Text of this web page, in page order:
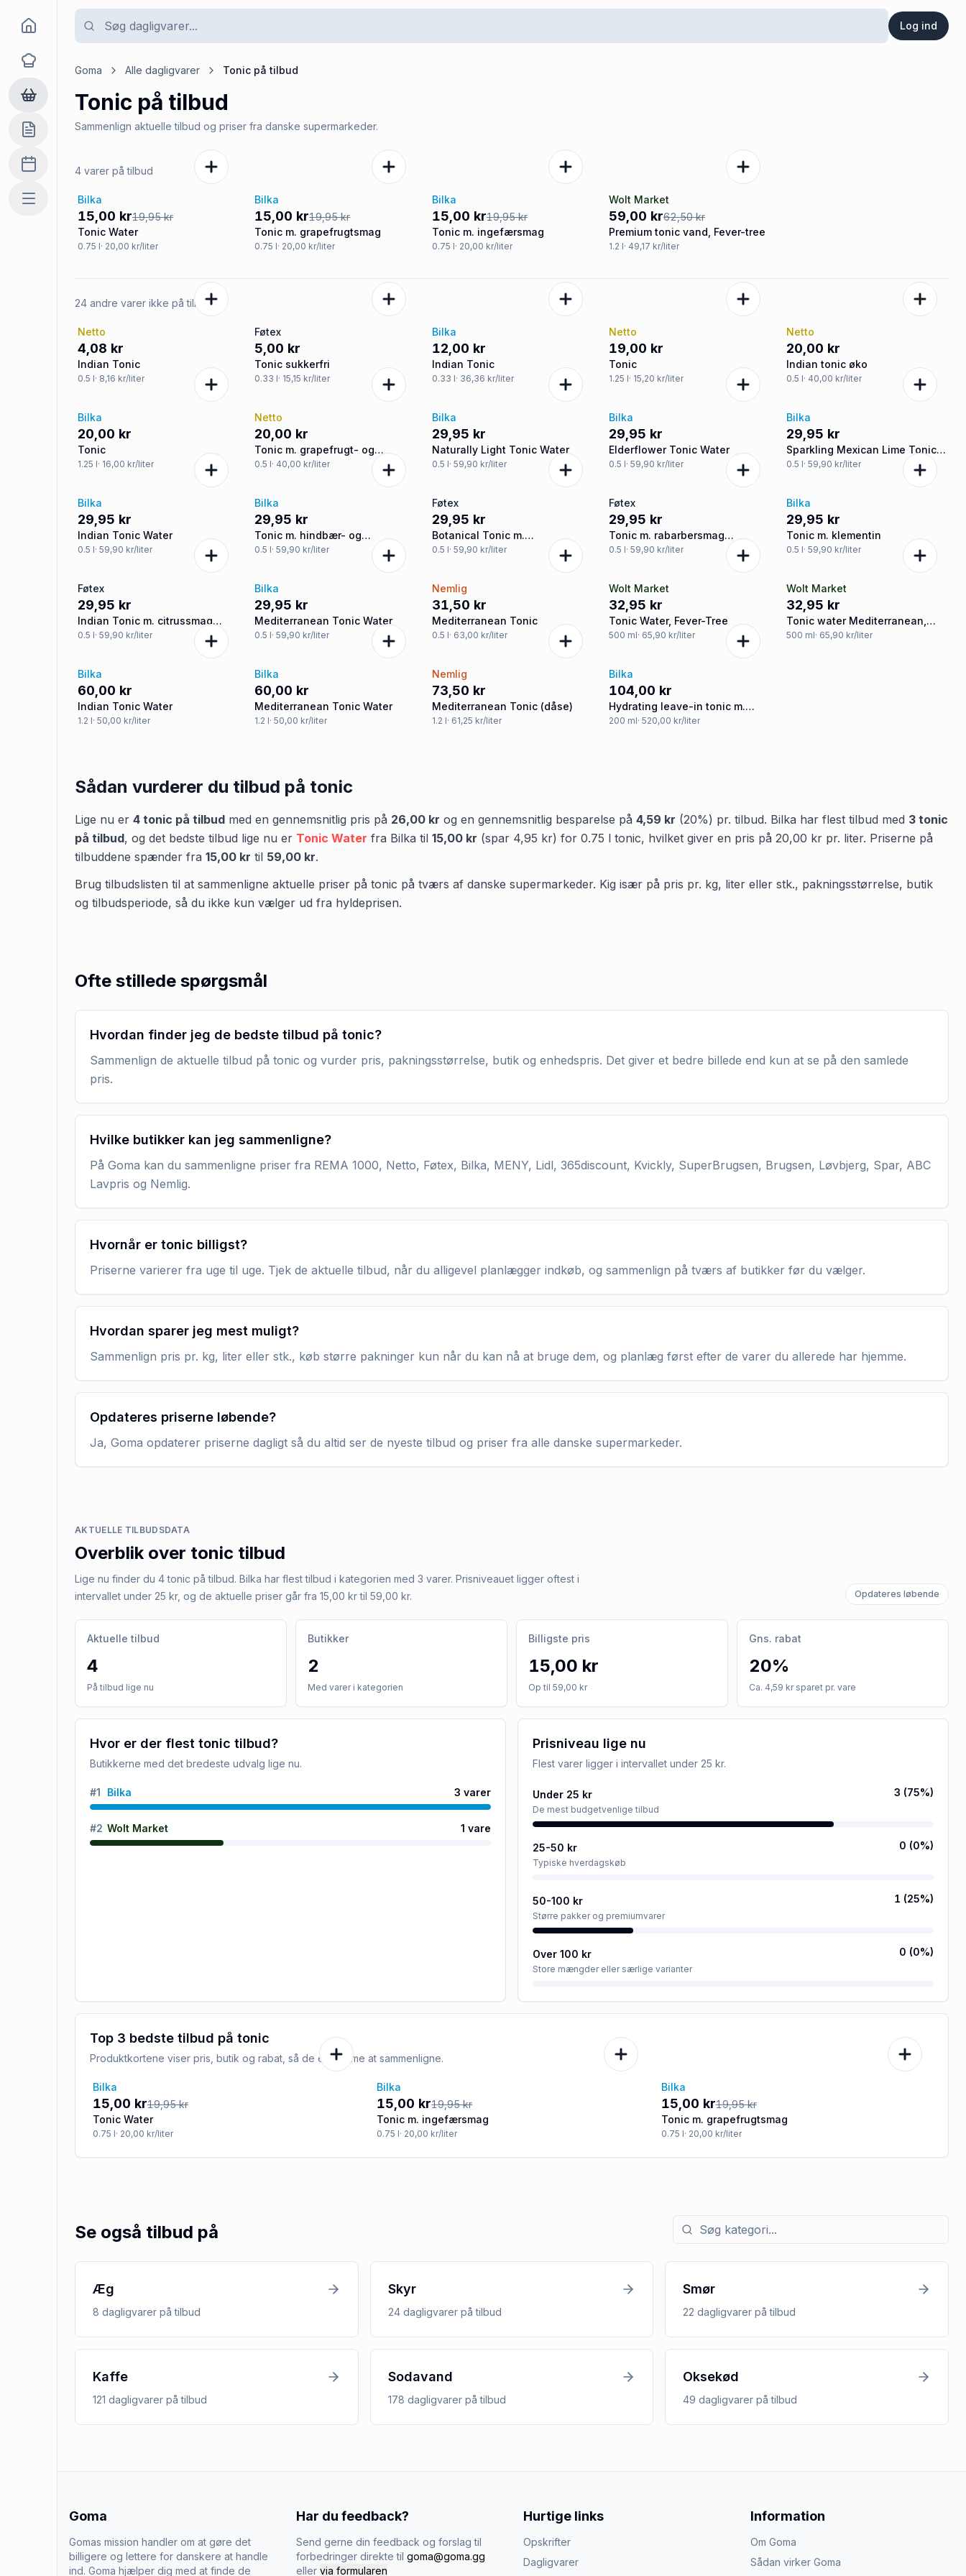
Log ind
Goma
Opskrifter
Dagligvarer
Indkøbslisten
Madplan
Mere
Goma Alle dagligvarer Tonic på tilbud
Tonic på tilbud
Sammenlign aktuelle tilbud og priser fra danske supermarkeder.
4 varer på tilbud
-25%
Bilka
15,00 kr19,95 kr
Tonic Water
0.75 l· 20,00 kr/liter
-25%
Bilka
15,00 kr19,95 kr
Tonic m. grapefrugtsmag
0.75 l· 20,00 kr/liter
-25%
Bilka
15,00 kr19,95 kr
Tonic m. ingefærsmag
0.75 l· 20,00 kr/liter
-6%
Wolt Market
59,00 kr62,50 kr
Premium tonic vand, Fever-tree
1.2 l· 49,17 kr/liter
24 andre varer ikke på tilbud
Netto
4,08 kr
Indian Tonic
0.5 l· 8,16 kr/liter
Føtex
5,00 kr
Tonic sukkerfri
0.33 l· 15,15 kr/liter
Bilka
12,00 kr
Indian Tonic
0.33 l· 36,36 kr/liter
Netto
19,00 kr
Tonic
1.25 l· 15,20 kr/liter
Netto
20,00 kr
Indian tonic øko
0.5 l· 40,00 kr/liter
Bilka
20,00 kr
Tonic
1.25 l· 16,00 kr/liter
Netto
20,00 kr
Tonic m. grapefrugt- og
granatæblesmag øko
0.5 l· 40,00 kr/liter
Bilka
29,95 kr
Naturally Light Tonic Water
0.5 l· 59,90 kr/liter
Bilka
29,95 kr
Elderflower Tonic Water
0.5 l· 59,90 kr/liter
Bilka
29,95 kr
Sparkling Mexican Lime Tonic
Water
0.5 l· 59,90 kr/liter
Bilka
29,95 kr
Indian Tonic Water
0.5 l· 59,90 kr/liter
Bilka
29,95 kr
Tonic m. hindbær- og
rabarbersmag
0.5 l· 59,90 kr/liter
Føtex
29,95 kr
Botanical Tonic m.
appelsinsmag sukkerfri
0.5 l· 59,90 kr/liter
Føtex
29,95 kr
Tonic m. rabarbersmag
sukkerfri
0.5 l· 59,90 kr/liter
Bilka
29,95 kr
Tonic m. klementin
0.5 l· 59,90 kr/liter
Føtex
29,95 kr
Indian Tonic m. citrussmag
sukkerfri
0.5 l· 59,90 kr/liter
Bilka
29,95 kr
Mediterranean Tonic Water
0.5 l· 59,90 kr/liter
Nemlig
31,50 kr
Mediterranean Tonic
0.5 l· 63,00 kr/liter
Wolt Market
32,95 kr
Tonic Water, Fever-Tree
500 ml· 65,90 kr/liter
Wolt Market
32,95 kr
Tonic water Mediterranean,
Fever-tree
500 ml· 65,90 kr/liter
Bilka
60,00 kr
Indian Tonic Water
1.2 l· 50,00 kr/liter
Bilka
60,00 kr
Mediterranean Tonic Water
1.2 l· 50,00 kr/liter
Nemlig
73,50 kr
Mediterranean Tonic (dåse)
1.2 l· 61,25 kr/liter
Bilka
104,00 kr
Hydrating leave-in tonic m.
niacinamid
200 ml· 520,00 kr/liter
Sådan vurderer du tilbud på tonic
Lige nu er 4 tonic på tilbud med en gennemsnitlig pris på 26,00 kr og en gennemsnitlig besparelse på 4,59 kr (20%) pr. tilbud. Bilka har flest tilbud med 3 tonic
på tilbud, og det bedste tilbud lige nu er Tonic Water fra Bilka til 15,00 kr (spar 4,95 kr) for 0.75 l tonic, hvilket giver en pris på 20,00 kr pr. liter. Priserne på
tilbuddene spænder fra 15,00 kr til 59,00 kr.
Brug tilbudslisten til at sammenligne aktuelle priser på tonic på tværs af danske supermarkeder. Kig især på pris pr. kg, liter eller stk., pakningsstørrelse, butik
og tilbudsperiode, så du ikke kun vælger ud fra hyldeprisen.
Ofte stillede spørgsmål
Hvordan finder jeg de bedste tilbud på tonic?
Sammenlign de aktuelle tilbud på tonic og vurder pris, pakningsstørrelse, butik og enhedspris. Det giver et bedre billede end kun at se på den samlede
pris.
Hvilke butikker kan jeg sammenligne?
På Goma kan du sammenligne priser fra REMA 1000, Netto, Føtex, Bilka, MENY, Lidl, 365discount, Kvickly, SuperBrugsen, Brugsen, Løvbjerg, Spar, ABC
Lavpris og Nemlig.
Hvornår er tonic billigst?
Priserne varierer fra uge til uge. Tjek de aktuelle tilbud, når du alligevel planlægger indkøb, og sammenlign på tværs af butikker før du vælger.
Hvordan sparer jeg mest muligt?
Sammenlign pris pr. kg, liter eller stk., køb større pakninger kun når du kan nå at bruge dem, og planlæg først efter de varer du allerede har hjemme.
Opdateres priserne løbende?
Ja, Goma opdaterer priserne dagligt så du altid ser de nyeste tilbud og priser fra alle danske supermarkeder.
AKTUELLE TILBUDSDATA
Overblik over tonic tilbud
Lige nu finder du 4 tonic på tilbud. Bilka har flest tilbud i kategorien med 3 varer. Prisniveauet ligger oftest i
intervallet under 25 kr, og de aktuelle priser går fra 15,00 kr til 59,00 kr.
Opdateres løbende
Aktuelle tilbud
4
På tilbud lige nu
Butikker
2
Med varer i kategorien
Billigste pris
15,00 kr
Op til 59,00 kr
Gns. rabat
20%
Ca. 4,59 kr sparet pr. vare
Hvor er der flest tonic tilbud?
Butikkerne med det bredeste udvalg lige nu.
#1 Bilka 3 varer
#2 Wolt Market 1 vare
Prisniveau lige nu
Flest varer ligger i intervallet under 25 kr.
Under 25 kr
De mest budgetvenlige tilbud
3 (75%)
25-50 kr
Typiske hverdagskøb
0 (0%)
50-100 kr
Større pakker og premiumvarer
1 (25%)
Over 100 kr
Store mængder eller særlige varianter
0 (0%)
Top 3 bedste tilbud på tonic
Produktkortene viser pris, butik og rabat, så de er nemme at sammenligne.
-25%
Bilka
15,00 kr19,95 kr
Tonic Water
0.75 l· 20,00 kr/liter
-25%
Bilka
15,00 kr19,95 kr
Tonic m. ingefærsmag
0.75 l· 20,00 kr/liter
-25%
Bilka
15,00 kr19,95 kr
Tonic m. grapefrugtsmag
0.75 l· 20,00 kr/liter
Se også tilbud på Søg efter kategori med tilbud
Æg
8 dagligvarer på tilbud
Skyr
24 dagligvarerpå tilbud
Smør
22 dagligvarer på tilbud
Kaffe
121 dagligvarer på tilbud
Sodavand
178 dagligvarerpå tilbud
Oksekød
49 dagligvarer på tilbud
Goma
Gomas mission handler om at gøre det
billigere og lettere for danskere at handle
ind. Goma hjælper dig med at finde de
Har du feedback?
Send gerne din feedback og forslag til
forbedringer direkte til goma@goma.gg
eller via formularen
Hurtige links
Opskrifter
Dagligvarer
Information
Om Goma
Sådan virker Goma